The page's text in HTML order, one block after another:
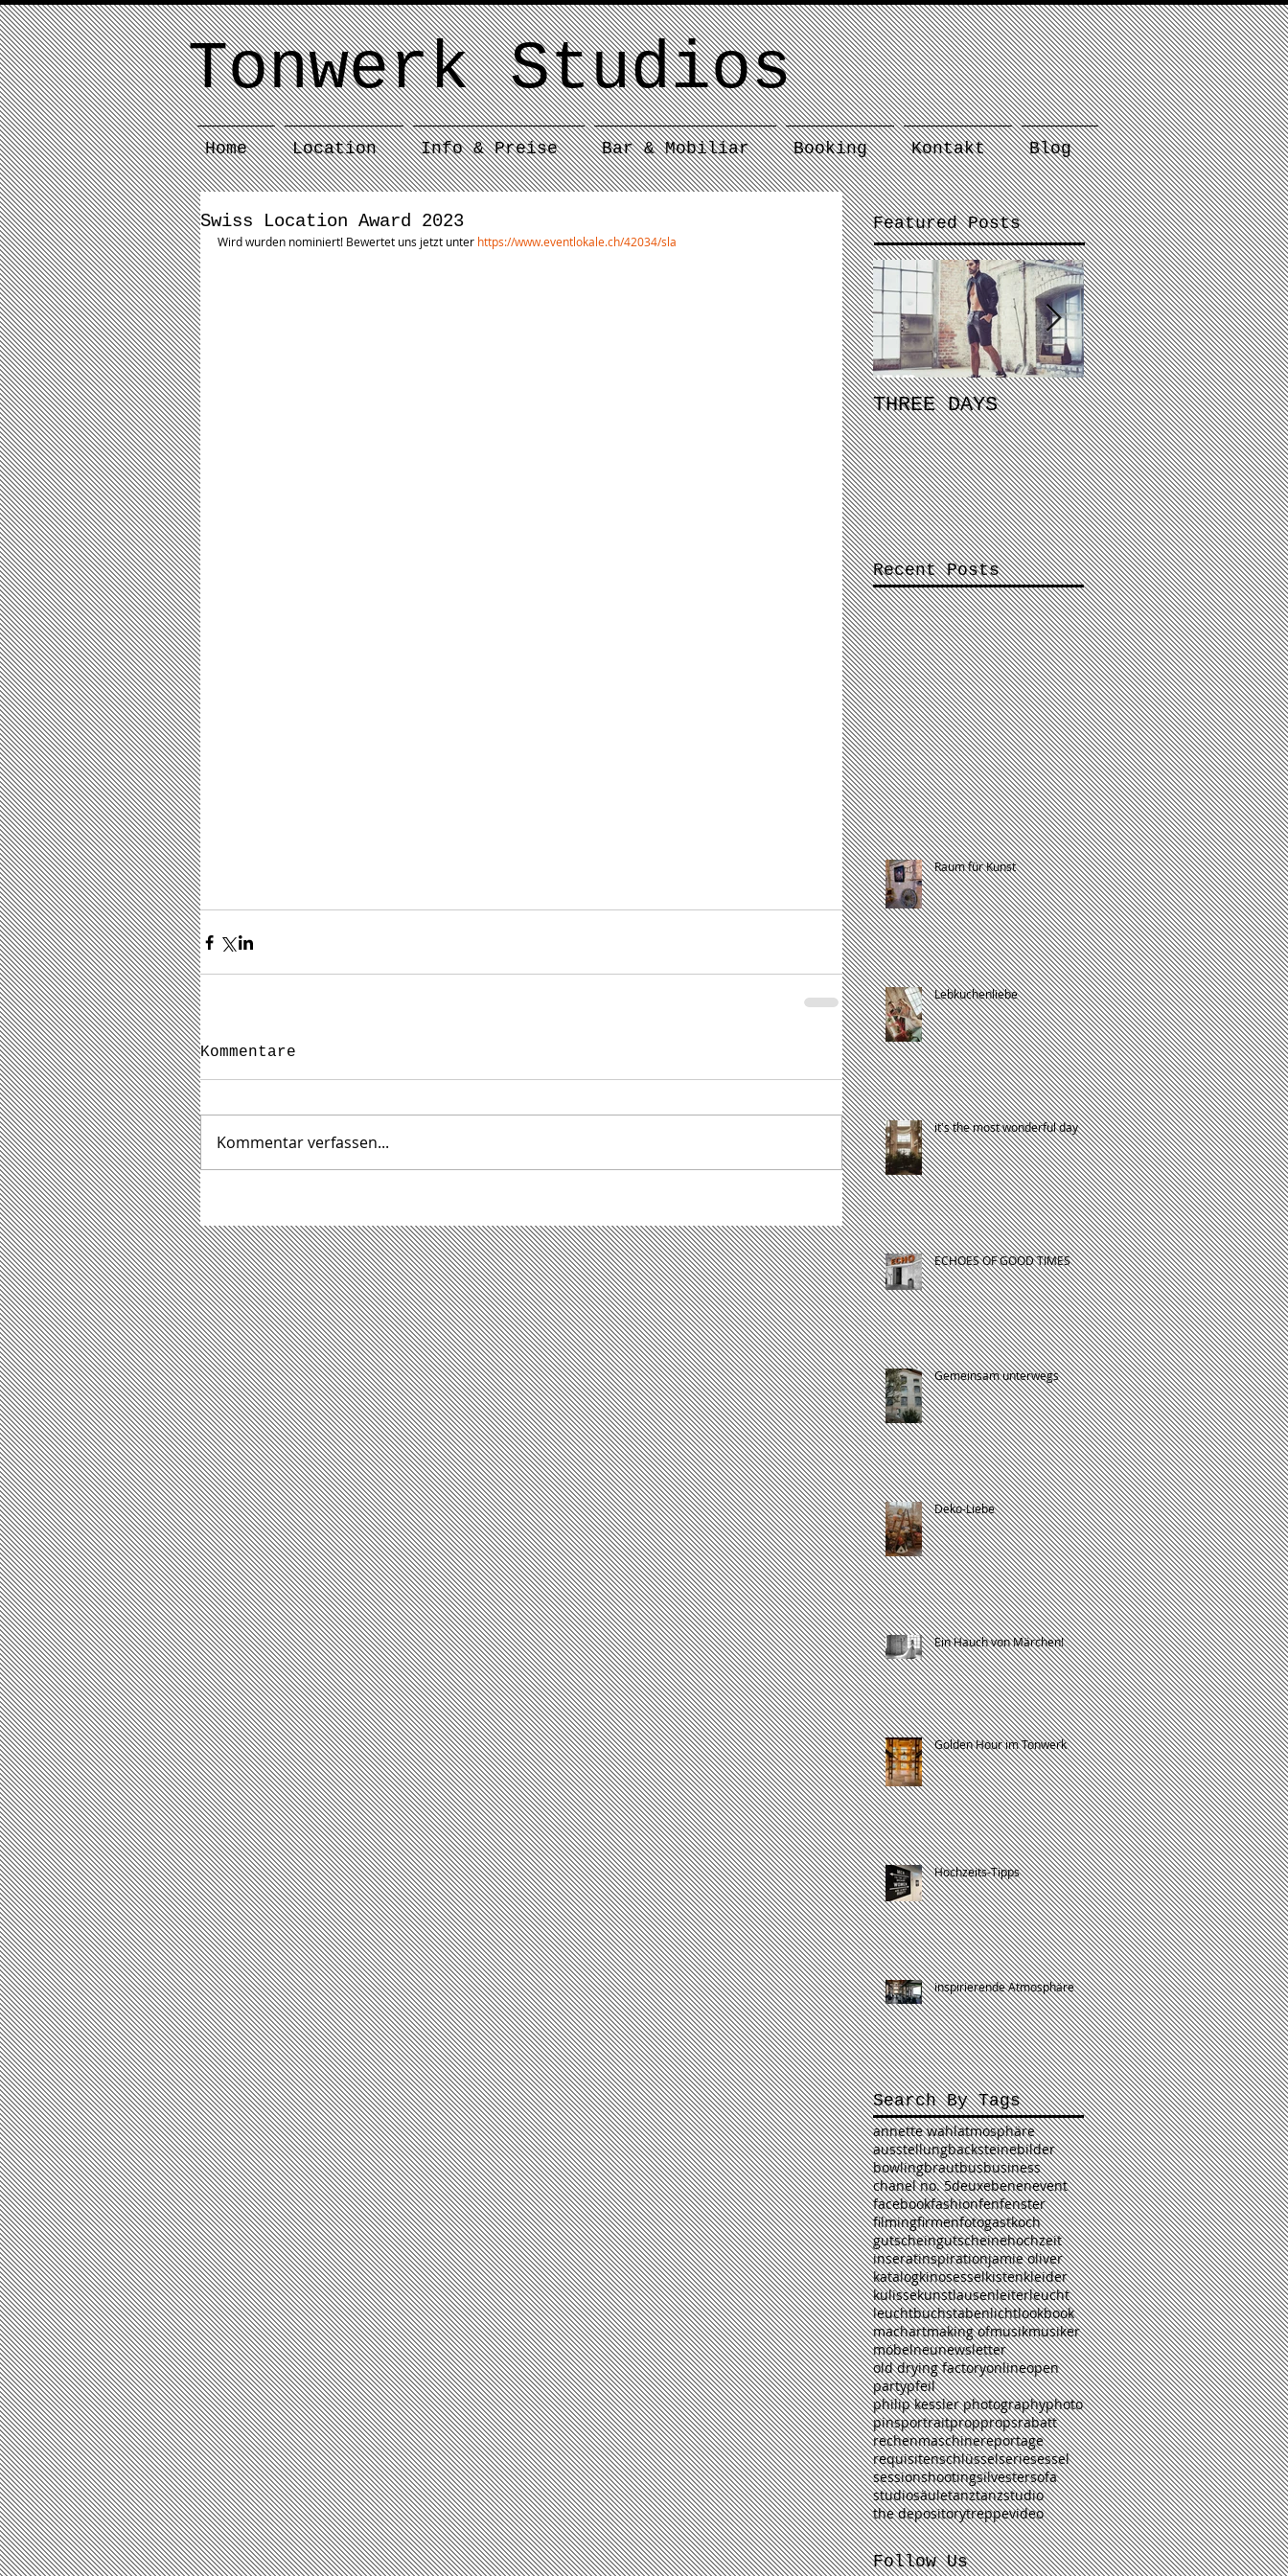
Tonwerk Studios
Home Location Info & Preise Bar & Mobiliar Booking Kontakt Blog
Swiss Location Award 2023
Wird wurden nominiert! Bewertet uns jetzt unter https://www.eventlokale.ch/42034/sla
Kommentare
Kommentar verfassen...
Featured Posts
THREE DAYS You Can
Recent Posts
Raum für Kunst
Lebkuchenliebe
it's the most wonderful day
ECHOES OF GOOD TIMES
Gemeinsam unterwegs
Deko-Liebe
Ein Hauch von Märchen!
Golden Hour im Tonwerk
Hochzeits-Tipps
inspirierende Atmosphäre
Search By Tags
annette wahlatmosphäre
ausstellungbacksteinebilder
bowlingbrautbusbusiness
chanel no. 5deuxebenenevent
facebookfashionfenfenster
filmingfirmenfotogastkoch
gutscheingutscheinehochzeit
inseratinspirationjamie oliver
katalogkinosesselkistenkleider
kulissekunstlausenleiterleucht
leuchtbuchstabenlichtlookbook
machartmaking ofmusikmusiker
möbelneunewsletter
old drying factoryonlineopen
partypfeil
philip kessler photographyphoto
pinsportraitproppropsrabatt
rechenmaschinereportage
requisitenschlüsselseriesessel
sessionshootingsilvestersofa
studiosäuletanztanzstudio
the depositorytreppevideo
Follow Us